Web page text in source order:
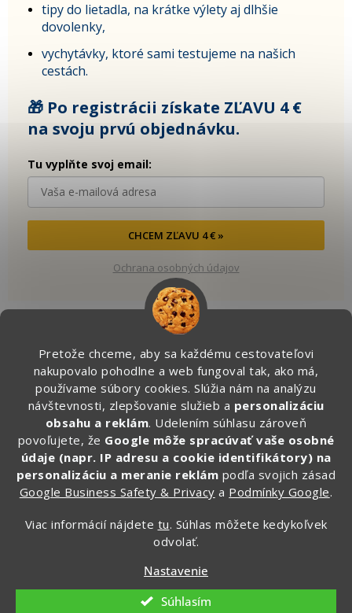
Pretože chceme, aby sa každému cestovateľovi
nakupovalo pohodlne a web fungoval tak, ako má,
používame súbory cookies. Slúžia nám na analýzu
návštevnosti, zlepšovanie služieb a personalizáciu
obsahu a reklám. Udelením súhlasu zároveň
povoľujete, že Google môže spracúvať vaše osobné
údaje (napr. IP adresu a cookie identifikátory) na
personalizáciu a meranie reklám podľa svojich zásad
Google Business Safety & Privacy a Podmínky Google.
Viac informácií nájdete tu. Súhlas môžete kedykoľvek
odvolať.
Nastavenie
Súhlasím
tipy do lietadla, na krátke výlety aj dlhšie
dovolenky,
vychytávky, ktoré sami testujeme na našich
cestách.
🎁 Po registrácii získate ZĽAVU 4 €
na svoju prvú objednávku.
Tu vyplňte svoj email:
CHCEM ZĽAVU 4 € »
Ochrana osobných údajov
Kontakt
info@zapakuj.sk
+421 950 887 079 (Po - Pia, 16:00 – 21:00)
Zapakuj.czsk
zapakuj_czsk
@zapakuj_cz
Vytvoril Shoptet
Zapakuj.sk. Všetky práva vyhradené.